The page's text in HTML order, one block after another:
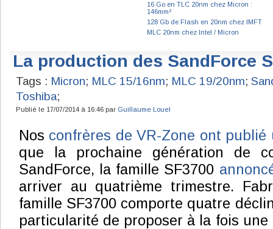
16 Go en TLC 20nm chez Micron :
146mm²
128 Gb de Flash en 20nm chez IMFT
MLC 20nm chez Intel / Micron
La production des SandForce
Tags : Micron; MLC 15/16nm; MLC 19/20nm;
Toshiba;
Publié le 17/07/2014 à 16:46 par Guillaume Louel
Nos confrères de VR-Zone ont
que la prochaine génération de
SandForce, la famille SF3700
arriver au quatrième trimestre.
famille SF3700 comporte quatre
particularité de proposer à la fois une